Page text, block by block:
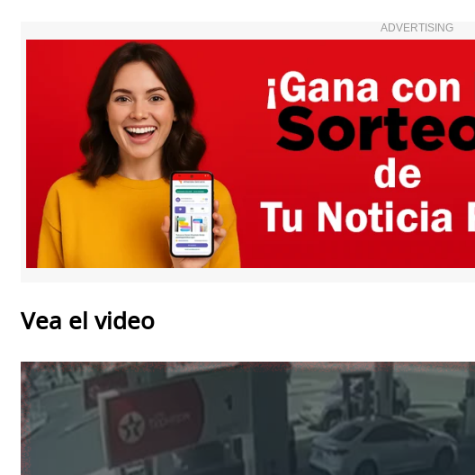
ADVERTISING
Vea el video